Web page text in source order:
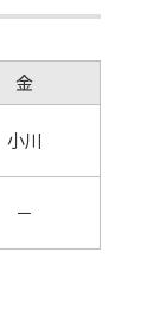
金
小川
－